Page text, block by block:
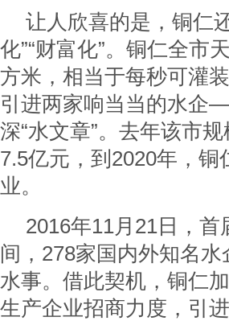
让人欣喜的是，铜仁
化”“财富化”。铜仁全市
方米，相当于每秒可灌
引进两家响当当的水企
深“水文章”。去年该市
7.5亿元，到2020年，
业。
2016年11月21日，首
间，278家国内外知名
水事。借此契机，铜仁
生产企业招商力度，引